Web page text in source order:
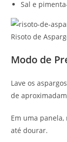
Sal e
Risoto de
Modo de
Lave os
de
Em uma
até dourar.